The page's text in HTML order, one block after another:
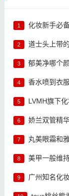
1 化妆新手必
2 道士头上带
3 郁美净哪个
4 香水喷到衣
5 LVMH旗下
6 娇兰双管精
7 丸美眼霜和
8 美甲一般维
9 广州知名化